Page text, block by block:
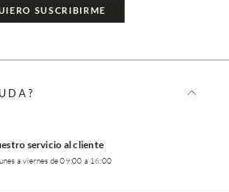
SUSCRIBIRME
servicio al cliente
a viernes de 09:00 a 16:00